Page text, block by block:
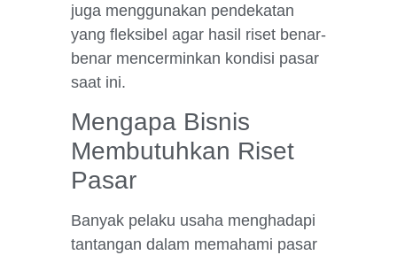
juga menggunakan pendekatan
yang fleksibel agar hasil riset benar-
benar mencerminkan kondisi pasar
saat ini.
Mengapa Bisnis
Membutuhkan Riset
Pasar
Banyak pelaku usaha menghadapi
tantangan dalam memahami pasar